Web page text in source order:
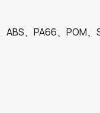
、PA66、POM、